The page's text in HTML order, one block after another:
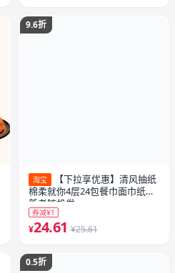
9.6折
淘宝
【下拉享优惠】清风抽纸
棉柔就你4层24包餐巾面巾纸巾
新老随机发
券减¥1
¥24.61 ¥25.61
0.5折